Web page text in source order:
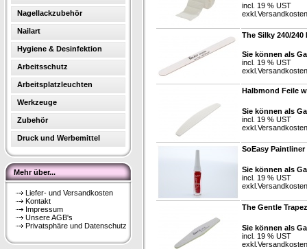
Nagellackzubehör
Nailart
Hygiene & Desinfektion
Arbeitsschutz
Arbeitsplatzleuchten
Werkzeuge
Zubehör
Druck und Werbemittel
Mehr über...
Liefer- und Versandkosten
Kontakt
Impressum
Unsere AGB's
Privatsphäre und Datenschutz
incl. 19 % UST
exkl. Versandkosten
The Silky 240/240
Sie können als
incl. 19 % UST
exkl. Versandkosten
Halbmond Feile
Sie können als
incl. 19 % UST
exkl. Versandkosten
SoEasy Paintliner
Sie können als
incl. 19 % UST
exkl. Versandkosten
The Gentle
Sie können als
incl. 19 % UST
exkl. Versandkosten